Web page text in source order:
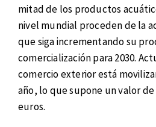
mitad de los productos
nivel mundial proceden de la
que siga incrementando su
comercialización para 2030.
comercio exterior está
año, lo que supone un valor de
euros.